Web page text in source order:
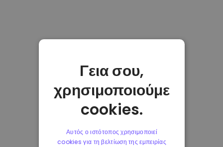
Γεια σου,
χρησιμοποιούμε
cookies.
Αυτός ο ιστότοπος χρησιμοποιεί
cookies για τη βελτίωση της εμπειρίας